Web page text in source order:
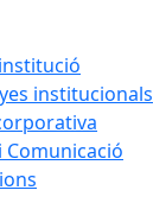
institucionals
Comunicació